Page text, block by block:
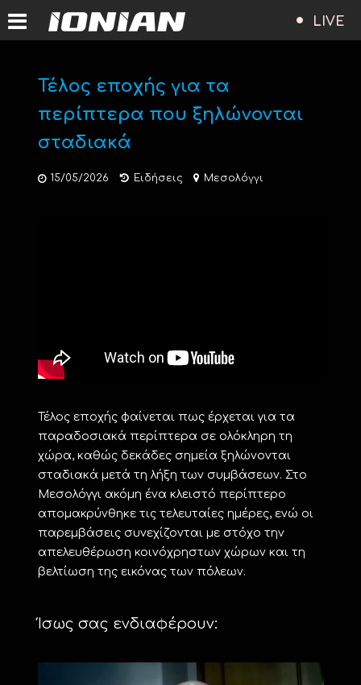
LIVE
Τέλος εποχής για τα
περίπτερα που ξηλώνονται
σταδιακά
15/05/2026 Ειδήσεις Μεσολόγγι
Τέλος εποχής φαίνεται πως έρχεται για τα
παραδοσιακά περίπτερα σε ολόκληρη τη
χώρα, καθώς δεκάδες σημεία ξηλώνονται
σταδιακά μετά τη λήξη των συμβάσεων. Στο
Μεσολόγγι ακόμη ένα κλειστό περίπτερο
απομακρύνθηκε τις τελευταίες ημέρες, ενώ οι
παρεμβάσεις συνεχίζονται με στόχο την
απελευθέρωση κοινόχρηστων χώρων και τη
βελτίωση της εικόνας των πόλεων.
Ίσως σας ενδιαφέρουν: